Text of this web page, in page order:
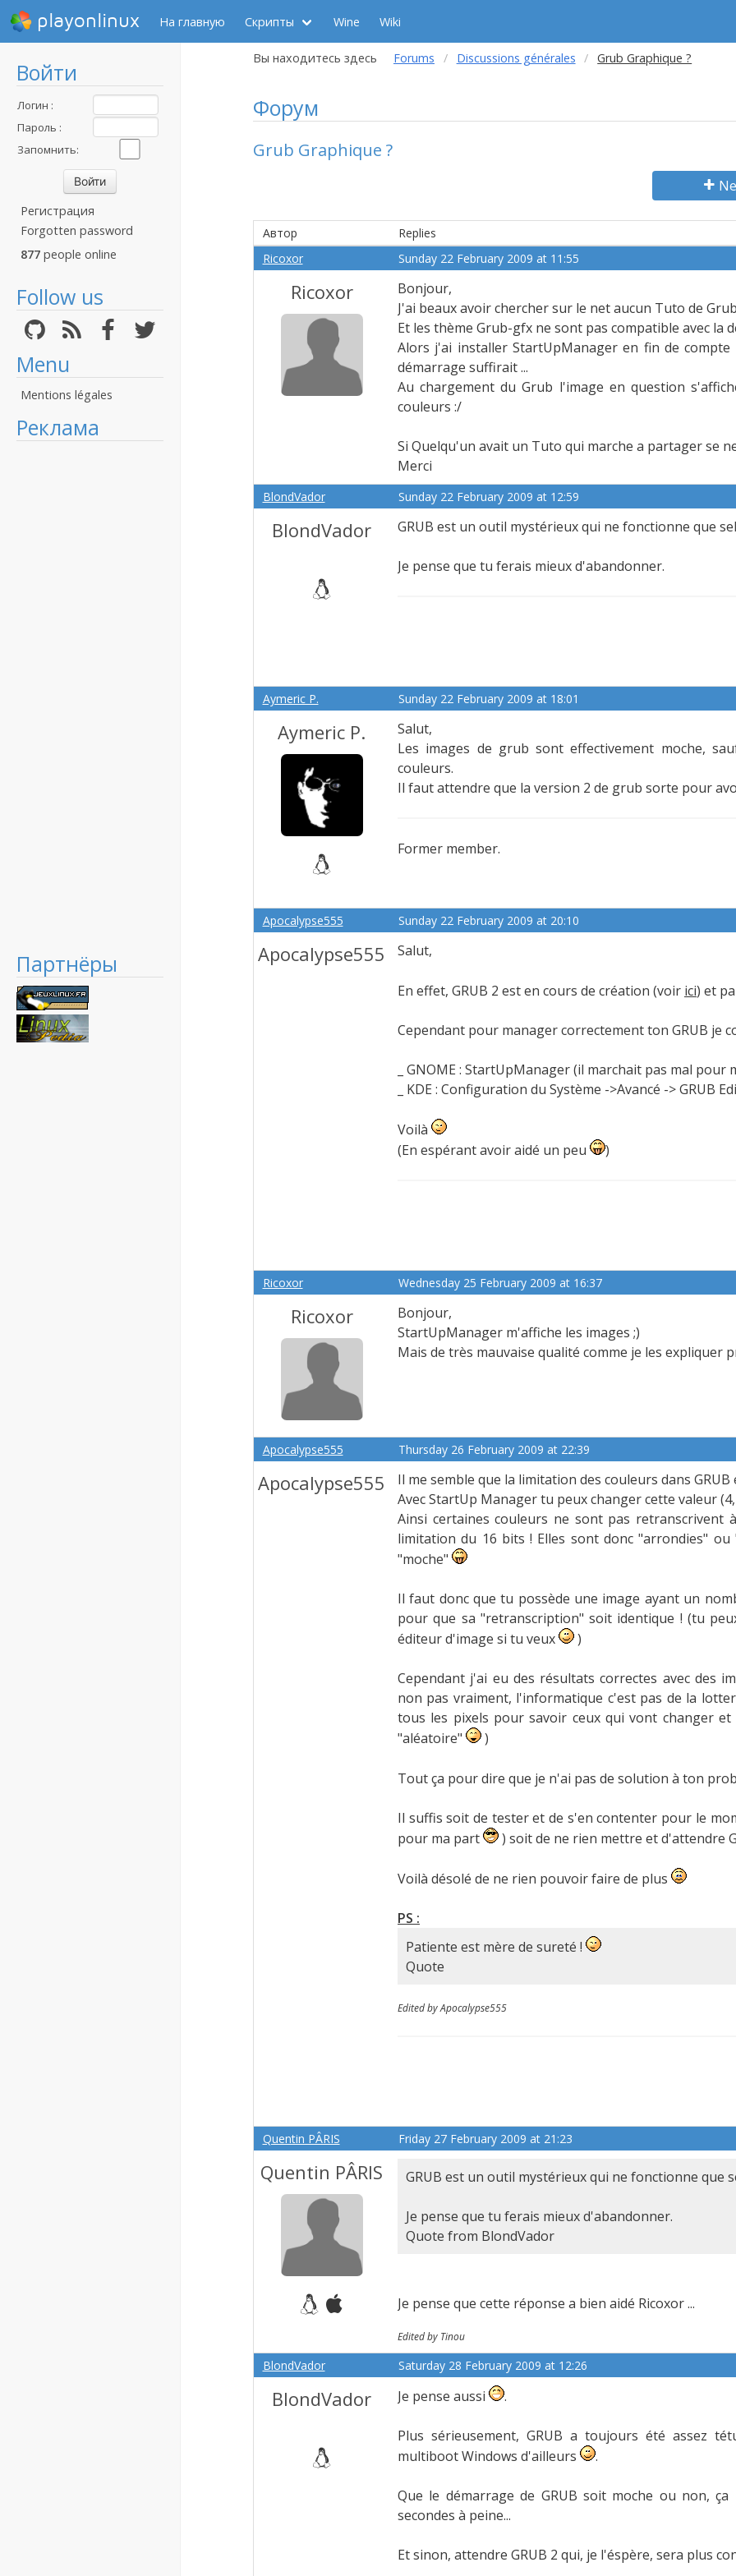
playonlinux На главную Скрипты Wine Wiki
Войти
Логин :
Пароль :
Запомнить:
Регистрация
Forgotten password
877 people online
Follow us
Menu
Mentions légales
Реклама
Партнёры
Вы находитесь здесь Forums Discussions générales Grub Graphique ?
Форум
Grub Graphique ?
Автор
Replies
Ricoxor
Sunday 22 February 2009 at 11:55
Ricoxor
Bonjour,
J'ai beaux avoir chercher sur le net aucun Tuto de
Et les thème Grub-gfx ne sont pas compatible avec la
Alors j'ai installer StartUpManager en fin de
démarrage suffirait ...
Au chargement du Grub l'image en question
couleurs :/
Si Quelqu'un avait un Tuto qui marche a partager se
Merci
BlondVador Sunday 22 February 2009 at 12:59
BlondVador GRUB est un outil mystérieux qui ne fonctionne que
Je pense que tu ferais mieux d'abandonner.
Aymeric P. Sunday 22 February 2009 at 18:01
Aymeric P.
Salut,
Les images de grub sont effectivement moche,
couleurs.
Il faut attendre que la version 2 de grub sorte pour
Former member.
Apocalypse555 Sunday 22 February 2009 at 20:10
Apocalypse555 Salut,
En effet, GRUB 2 est en cours de création (voir ici) et
Cependant pour manager correctement ton GRUB je
_ GNOME : StartUpManager (il marchait pas mal pour
_ KDE : Configuration du Système ->Avancé -> GRUB
Voilà
(En espérant avoir aidé un peu
)
Ricoxor Wednesday 25 February 2009 at 16:37
Ricoxor
Bonjour,
StartUpManager m'affiche les images ;)
Mais de très mauvaise qualité comme je les expliquer
Apocalypse555 Thursday 26 February 2009 at 22:39
Apocalypse555
Il me semble que la limitation des couleurs dans GRUB
Avec StartUp Manager tu peux changer cette valeur
Ainsi certaines couleurs ne sont pas retranscrivent
limitation du 16 bits ! Elles sont donc "arrondies"
"moche"
Il faut donc que tu possède une image ayant un
pour que sa "retranscription" soit identique ! (tu
éditeur d'image si tu veux
)
Cependant j'ai eu des résultats correctes avec des
non pas vraiment, l'informatique c'est pas de la
tous les pixels pour savoir ceux qui vont changer
"aléatoire"
)
Tout ça pour dire que je n'ai pas de solution à ton
Il suffis soit de tester et de s'en contenter pour le
pour ma part
) soit de ne rien mettre et d'attendre
Voilà désolé de ne rien pouvoir faire de plus
PS :
Patiente est mère de sureté !
Quote
Edited by Apocalypse555
Quentin PÂRIS Friday 27 February 2009 at 21:23
Quentin PÂRIS GRUB est un outil mystérieux qui ne fonctionne que
Je pense que tu ferais mieux d'abandonner.
Quote from BlondVador
Je pense que cette réponse a bien aidé Ricoxor ...
Edited by Tinou
BlondVador Saturday 28 February 2009 at 12:26
BlondVador Je pense aussi .
Plus sérieusement, GRUB a toujours été assez
multiboot Windows d'ailleurs
.
Que le démarrage de GRUB soit moche ou non,
secondes à peine...
Et sinon, attendre GRUB 2 qui, je l'éspère, sera plus